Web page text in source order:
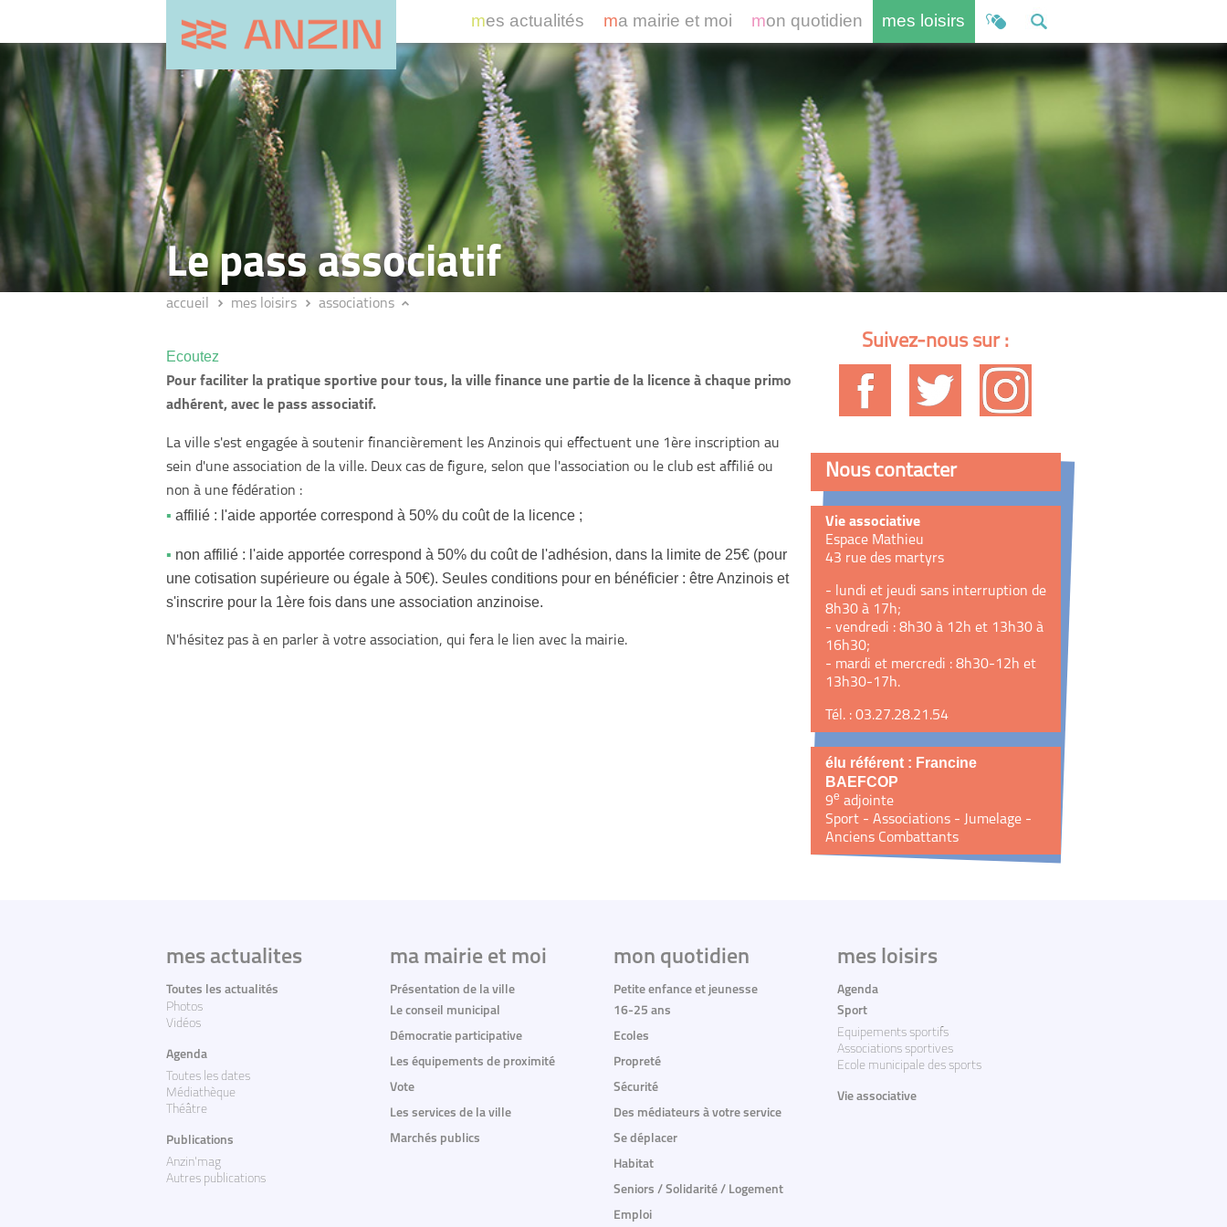
mes actualités ma mairie et moi mon quotidien mes loisirs
Le pass associatif
accueil mes loisirs associations
Ecoutez
Pour faciliter la pratique sportive pour tous, la ville finance une partie de la licence à chaque primo
adhérent, avec le pass associatif.
La ville s'est engagée à soutenir financièrement les Anzinois qui effectuent une 1ère inscription au
sein d'une association de la ville. Deux cas de figure, selon que l'association ou le club est affilié ou
non à une fédération :
affilié : l'aide apportée correspond à 50% du coût de la licence ;
non affilié : l'aide apportée correspond à 50% du coût de l'adhésion, dans la limite de 25€ (pour
une cotisation supérieure ou égale à 50€). Seules conditions pour en bénéficier : être Anzinois et
s'inscrire pour la 1ère fois dans une association anzinoise.
N'hésitez pas à en parler à votre association, qui fera le lien avec la mairie.
Suivez-nous sur :
Nous contacter
Vie associative
Espace Mathieu
43 rue des martyrs
- lundi et jeudi sans interruption de
8h30 à 17h;
- vendredi : 8h30 à 12h et 13h30 à
16h30;
- mardi et mercredi : 8h30-12h et
13h30-17h.
Tél. : 03.27.28.21.54
élu référent : Francine
BAEFCOP
9e adjointe
Sport - Associations - Jumelage -
Anciens Combattants
mes actualites
Toutes les actualités
Photos
Vidéos
Agenda
Toutes les dates
Médiathèque
Théâtre
Publications
Anzin'mag
Autres publications
ma mairie et moi
Présentation de la ville
Le conseil municipal
Démocratie participative
Les équipements de proximité
Vote
Les services de la ville
Marchés publics
mon quotidien
Petite enfance et jeunesse
16-25 ans
Ecoles
Propreté
Sécurité
Des médiateurs à votre service
Se déplacer
Habitat
Seniors / Solidarité / Logement
Emploi
mes loisirs
Agenda
Sport
Equipements sportifs
Associations sportives
Ecole municipale des sports
Vie associative